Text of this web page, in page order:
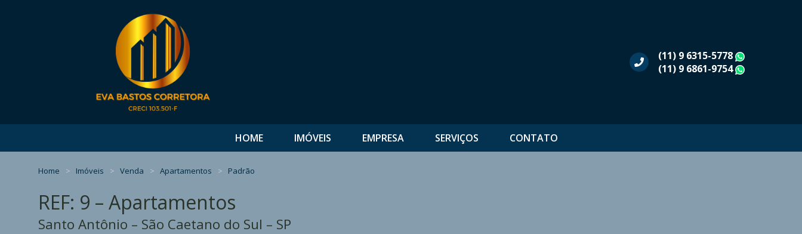
(11) 9 6315-5778
(11) 9 6861-9754
HOME IMÓVEIS EMPRESA SERVIÇOS CONTATO
Home Imóveis Venda Apartamentos Padrão
REF: 9 – Apartamentos
Santo Antônio – São Caetano do Sul – SP